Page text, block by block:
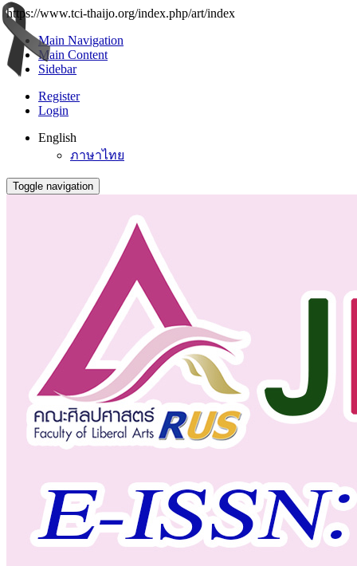
https://www.tci-thaijo.org/index.php/art/index
Main Navigation
Main Content
Sidebar
Register
Login
English
ภาษาไทย
Toggle navigation